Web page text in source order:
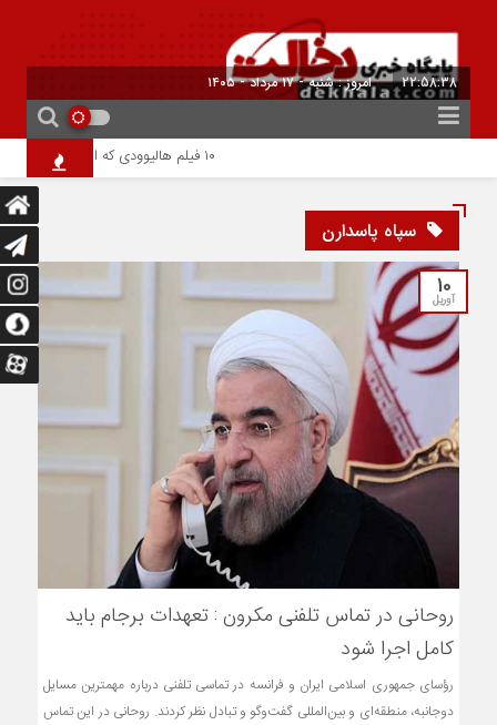
22:58:39 امروز : شنبه - ۱۷ مرداد - ۱۴۰۵
۱۰ فیلم هالیوودی که ارزش دیدن دارند | شاهکارهایی که نباید از دست بدهید
سپاه پاسدارن
10
آوریل
روحانی در تماس تلفنی مکرون : تعهدات برجام باید
کامل اجرا شود
رؤسای جمهوری اسلامی ایران و فرانسه در تماسی تلفنی درباره مهمترین مسایل
دوجانبه، منطقه‌ای و بین‌المللی گفت‌وگو و تبادل نظر کردند. روحانی در این تماس